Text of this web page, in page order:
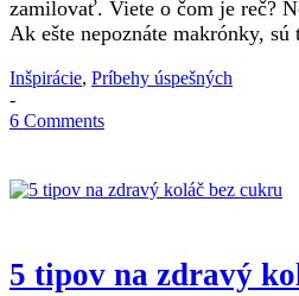
zamilovať. Viete o čom je reč?
Ak ešte nepoznáte makrónky,
Inšpirácie, Príbehy úspešných
-
6 Comments
5 tipov na zdravý